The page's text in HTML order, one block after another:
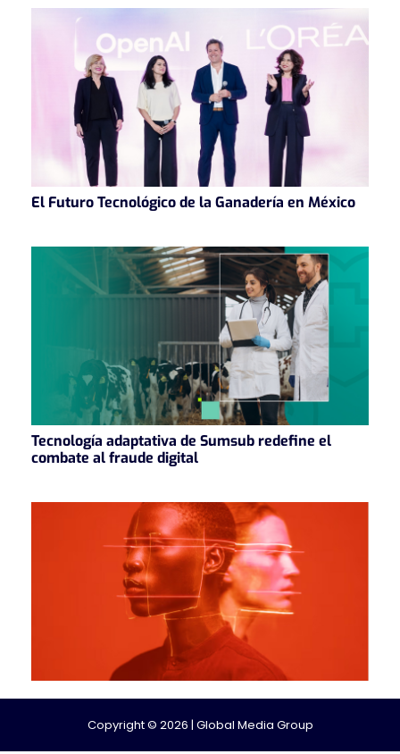
El Futuro Tecnológico de la Ganadería en México
Tecnología adaptativa de Sumsub redefine el
combate al fraude digital